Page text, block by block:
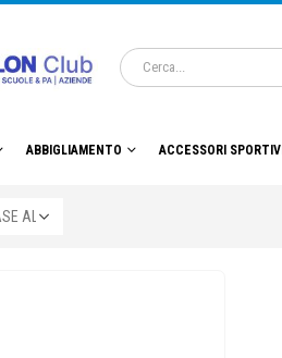
ABBIGLIAMENTO ACCESSORI SPORTIVI